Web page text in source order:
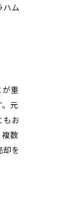
ハム
重
元
もお
数
却を